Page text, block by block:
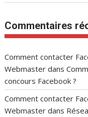
Commentaires
Comment contacter
Webmaster dans
concours Facebook ?
Comment contacter
Webmaster dans